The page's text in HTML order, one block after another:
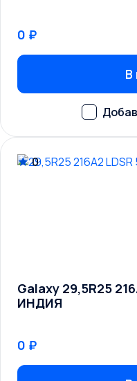
0 ₽
В
0
Galaxy 29,5R25
ИНДИЯ
0 ₽